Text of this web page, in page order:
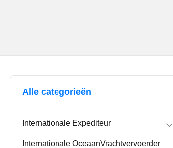
Alle categorieën
Internationale Expediteur
Forwarder de de Uitvoerinvoer
Internationale OceaanVrachtvervoerder